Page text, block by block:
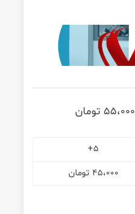
55،000 تومان
5+
45،000 تومان